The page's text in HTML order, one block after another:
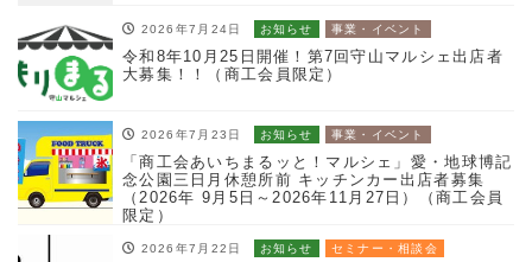
2026年7月24日 お知らせ 事業・イベント
令和8年10月25日開催！第7回守山マルシェ出店者
大募集！！（商工会員限定）
2026年7月23日 お知らせ 事業・イベント
「商工会あいちまるッと！マルシェ」愛・地球博記
念公園三日月休憩所前 キッチンカー出店者募集
（2026年 9月5日～2026年11月27日）（商工会員
限定）
2026年7月22日 お知らせ セミナー・相談会